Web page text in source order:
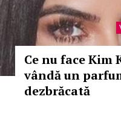
Ce nu face Kim
vândă un
dezbrăcată